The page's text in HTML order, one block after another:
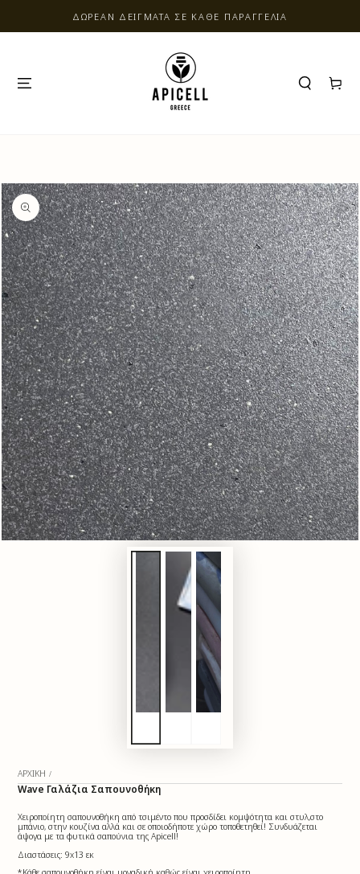
ΔΩΡΕΑΝ ΔΕΙΓΜΑΤΑ ΣΕ ΚΑΘΕ ΠΑΡΑΓΓΕΛΙΑ
ΚΑΛΑΘΙ
ΑΡΧΙΚΉ /
Wave Γαλάζια Σαπουνοθήκη
Χειροποίητη σαπουνοθήκη από τσιμέντο που προσδίδει κομψότητα και στυλ,στο
μπάνιο, στην κουζίνα αλλά και σε οποιοδήποτε χώρο τοποθετηθεί! Συνδυάζεται
άψογα με τα φυτικά σαπούνια της Apicell!
Διαστάσεις: 9x13 εκ